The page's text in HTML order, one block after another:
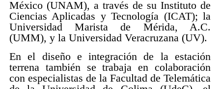
México (UNAM), a través de su Instituto de
Ciencias Aplicadas y Tecnología (ICAT); la
Universidad Marista de Mérida, A.C.
(UMM), y la Universidad Veracruzana (UV).
En el diseño e integración de la estación
terrena también se trabaja en colaboración
con especialistas de la Facultad de Telemática